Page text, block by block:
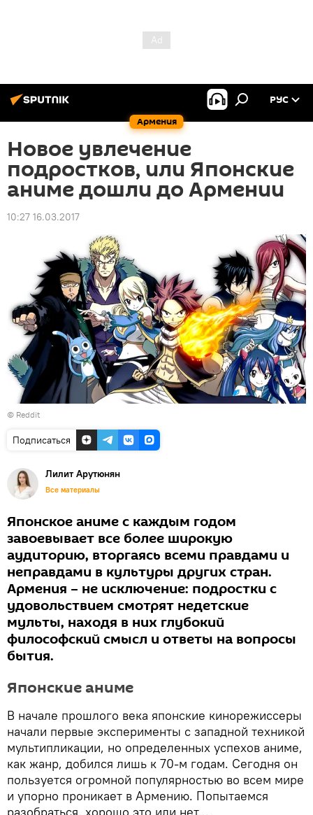
Армения
РУС
Новое увлечение
подростков, или Японские
аниме дошли до Армении
10:27 16.03.2017
© Reddit
Подписаться
Лилит Арутюнян
Все материалы
Японское аниме с каждым годом
завоевывает все более широкую
аудиторию, вторгаясь всеми правдами и
неправдами в культуры других стран.
Армения – не исключение: подростки с
удовольствием смотрят недетские
мульты, находя в них глубокий
философский смысл и ответы на вопросы
бытия.
Японские аниме
В начале прошлого века японские кинорежиссеры
начали первые эксперименты с западной техникой
мультипликации, но определенных успехов аниме,
как жанр, добился лишь к 70-м годам. Сегодня он
пользуется огромной популярностью во всем мире
и упорно проникает в Армению. Попытаемся
разобраться, хорошо это или нет…